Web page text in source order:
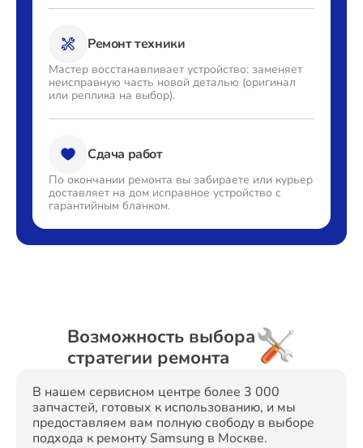
Ремонт техники
Мастер восстанавливает устройство: заменяет
неисправную часть новой деталью (оригинал
или реплика на выбор).
Сдача работ
По окончании ремонта вы забираете или курьер
доставляет на дом исправное устройство с
гарантийным бланком.
Возможность выбора
стратегии ремонта
В нашем сервисном центре более 3 000
запчастей, готовых к использованию, и мы
предоставляем вам полную свободу в выборе
подхода к ремонту Samsung в Москве.